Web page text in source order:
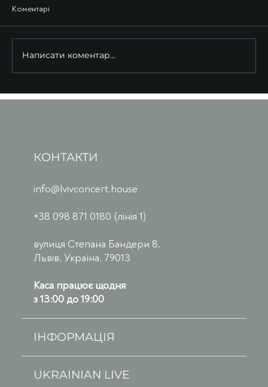
Коментарі
Написати коментар...
КОНТАКТИ
info@lvivconcert.house
+38 098 871 0180 (лінія 1)
вулиця Степана Бандери 8,
Львів, Україна, 79013
Каса працює щодня
з 13:00 до 19:00
ІНФОРМАЦІЯ
UKRAINIAN LIVE